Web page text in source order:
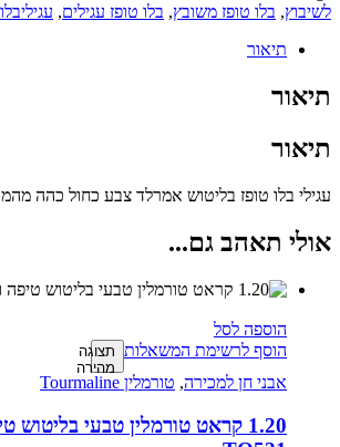
לשיבוץ, בלו טופז משובץ, בלו טופז עגילים,
תיאור
תיאור
תיאור
עגילי בלו טופז בליטוש אמרלד צבע כחול כהה
אולי תאהב גם...
הוספה לסל
הוסף לרשימת המשאלות תצוגה
מהירה
אבני חן למכירה, טורמלין Tourmaline
1.20 קראט טורמלין טבעי בליטוש